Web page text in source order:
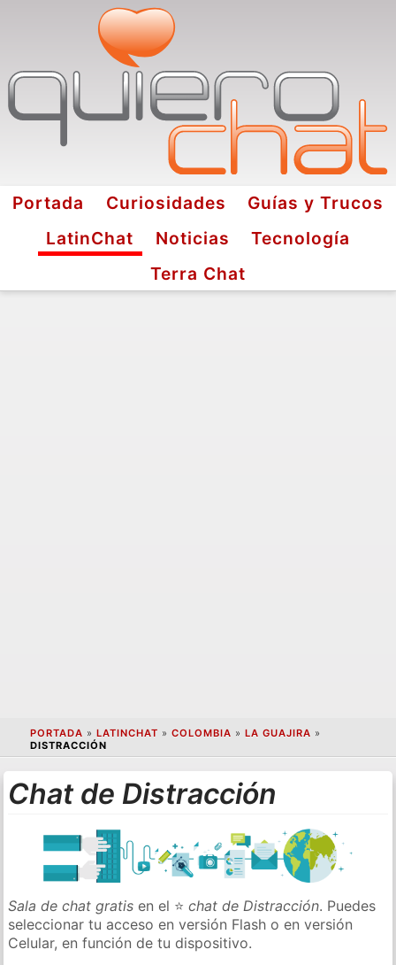
Portada Curiosidades
Guías y Trucos
LatinChat
Noticias
Tecnología
Terra Chat
PORTADA » LATINCHAT » COLOMBIA » LA GUAJIRA »
DISTRACCIÓN
Chat de Distracción
Sala de chat gratis en el ⭐chat de Distracción. Puedes
seleccionar tu acceso en versión Flash o en versión
Celular, en función de tu dispositivo.